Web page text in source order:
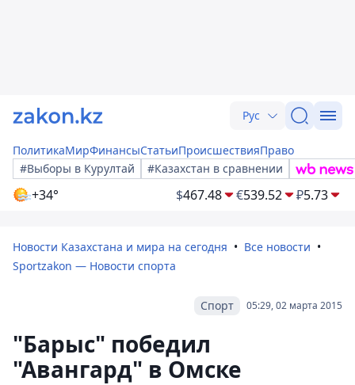
Рус
ПолитикаМирФинансыСтатьиПроисшествияПраво
#Выборы в Курултай
#Казахстан в сравнении
+34° $467.48 €539.52 ₽5.73
Новости Казахстана и мира на сегодня
Все новости
Sportzakon — Новости спорта
05:29, 02 марта 2015
Спорт
"Барыс" победил
"Авангард" в Омске